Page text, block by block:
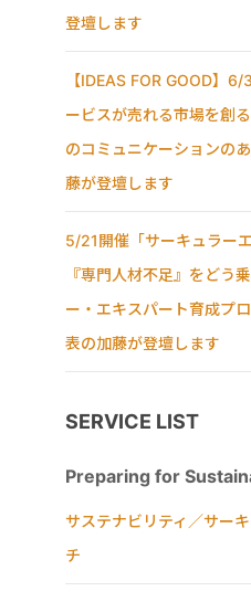
登壇します
【IDEAS FOR GOOD】
ービスが売れる市場を創
のコミュニケーションの
藤が登壇します
5/21開催「サーキュラー
『専門人材不足』をどう
ー・エキスパート育成プ
表の加藤が登壇します
SERVICE LIST
Preparing for
サステナビリティ／サー
チ